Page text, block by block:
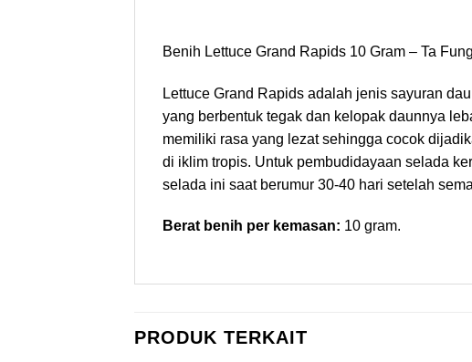
Benih Lettuce Grand Rapids 10 Gram – Ta
Lettuce Grand Rapids adalah jenis sayuran
yang berbentuk tegak dan kelopak daunnya
memiliki rasa yang lezat sehingga cocok
di iklim tropis. Untuk pembudidayaan selada
selada ini saat berumur 30-40 hari setelah
Berat benih per kemasan: 10 gram.
PRODUK TERKAIT